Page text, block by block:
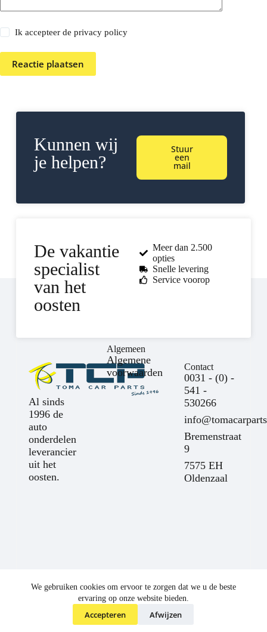
We gebruiken cookies om ervoor te zorgen dat we u de beste
ervaring op onze website bieden.
Accepteren Afwijzen
Ik accepteer de privacy policy
Reactie plaatsen
Kunnen wij
je helpen?
Stuur
een
mail
De vakantie
specialist
van het
oosten
Meer dan 2.500
opties
Snelle levering
Service voorop
Al sinds
1996 de
auto
onderdelen
leverancier
uit het
oosten.
Algemeen
Algemene
voorwaarden
Contact
0031 - (0) -
541 -
530266
Bremenstraat
9
7575 EH
Oldenzaal
Toma Car Parts2025